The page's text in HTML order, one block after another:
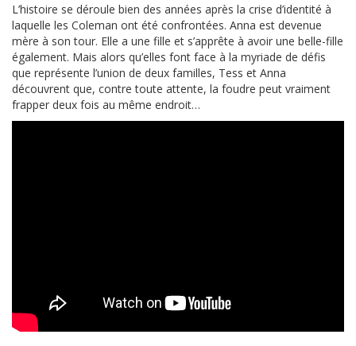
L’histoire se déroule bien des années après la crise d’identité à
laquelle les Coleman ont été confrontées. Anna est devenue
mère à son tour. Elle a une fille et s’apprête à avoir une belle-fille
également. Mais alors qu’elles font face à la myriade de défis
que représente l’union de deux familles, Tess et Anna
découvrent que, contre toute attente, la foudre peut vraiment
frapper deux fois au même endroit…